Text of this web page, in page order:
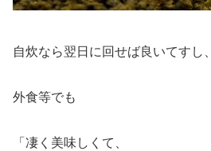
自炊なら翌日に回せば良いてすし、
外食等でも
「凄く美味しくて、